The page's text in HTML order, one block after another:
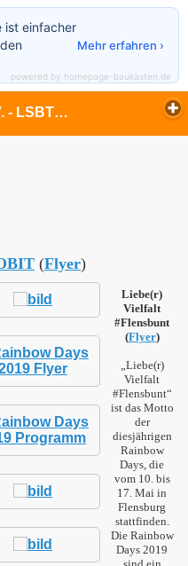
vielfalt.SH e.V. - LSBTIQ - lesbisch - schwul - bi - trans* - inter* - queer - Echte Vielfalt in Flensburg und im ganzen Norden
(Flyer)
Liebe(r)
Vielfalt
#Flensbunt
(Flyer)
„Liebe(r)
Vielfalt
#Flensbunt“
ist das Motto
der
diesjährigen
Rainbow
Days, die
vom 10. bis
17. Mai in
Flensburg
stattfinden.
Die Rainbow
Days 2019
ist einfacher
Mehr erfahren ›
powered by homepage-baukasten.de